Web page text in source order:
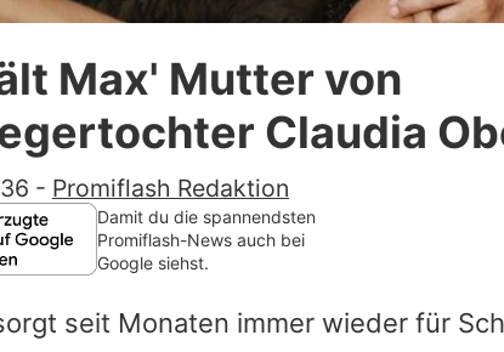
Datenschutzerklärung
Nutzungsbedingungen
Utiq verwalten
Max' Mutter von
Claudia
- Promiflash Redaktion
Damit du die spannendsten
Promiflash-News auch bei
Google siehst.
seit Monaten immer wieder für